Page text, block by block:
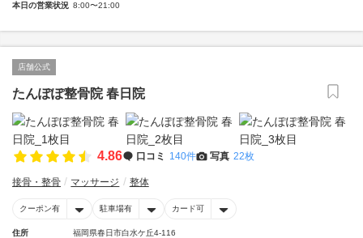
本日の営業状況 8:00〜21:00
店舗公式
たんぽぽ整骨院 春日院
4.86 口コミ 140件 写真 22枚
接骨・整骨 マッサージ 整体
クーポン有 駐車場有 カード可
住所
福岡県春日市白水ケ丘4-116